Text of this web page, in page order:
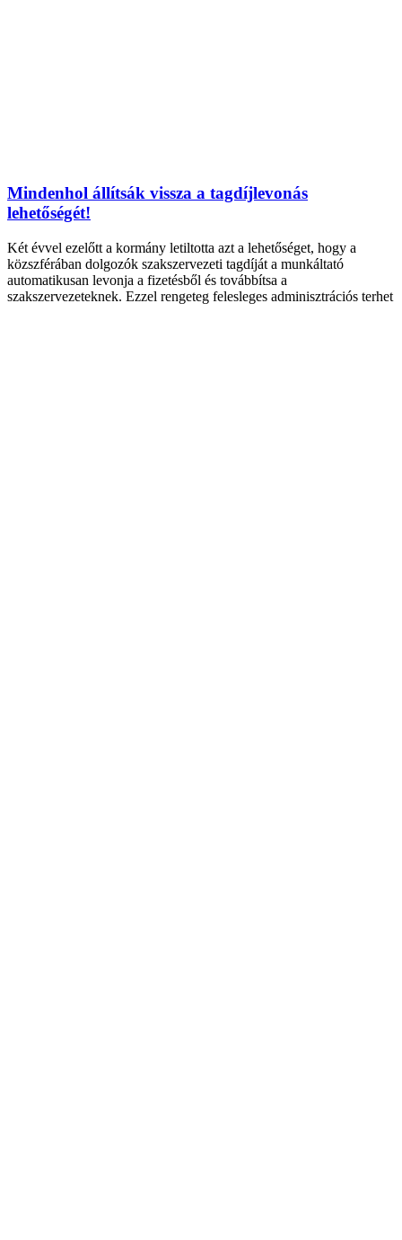
Mindenhol állítsák vissza a tagdíjlevonás
lehetőségét!
Két évvel ezelőtt a kormány letiltotta azt a lehetőséget, hogy a
közszférában dolgozók szakszervezeti tagdíját a munkáltató
automatikusan levonja a fizetésből és továbbítsa a
szakszervezeteknek. Ezzel rengeteg felesleges adminisztrációs terhet